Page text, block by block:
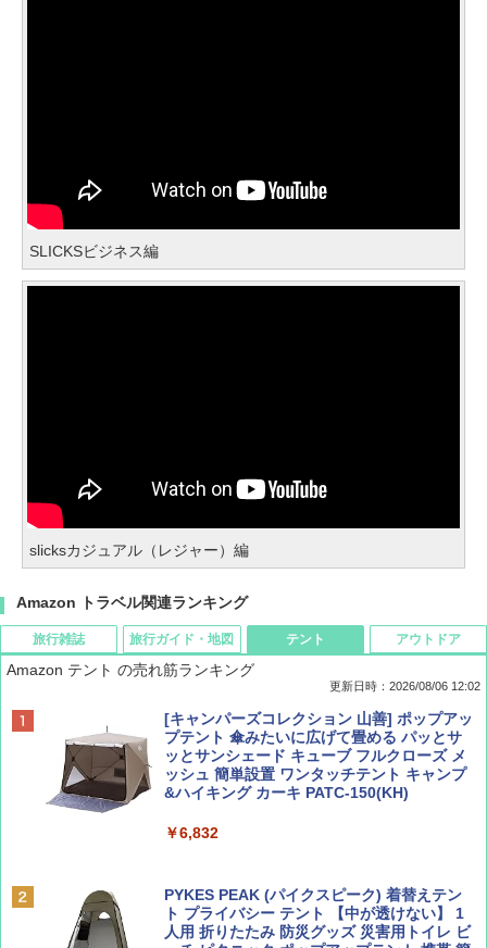
SLICKSビジネス編
slicksカジュアル（レジャー）編
Amazon トラベル関連ランキング
旅行雑誌
ディズニーファン ２０２６年 ９月号 [雑
誌] (ＤＩＳＮＥＹ ＦＡＮ)
￥713
￥1,540
旅行ガイド・地図
D40 地球の歩き方 チェンマイ タイ北部の魅
力的な町 2026～2027 地球の歩き方D アジア
￥2,079
￥2,479
テント
Amazon テント の売れ筋ランキング
更新日時：2026/08/06 12:02
[キャンパーズコレクション 山善] ポップアッ
プテント 傘みたいに広げて畳める パッとサ
ッとサンシェード キューブ フルクローズ メ
ッシュ 簡単設置 ワンタッチテント キャンプ
&ハイキング カーキ PATC-150(KH)
￥6,832
PYKES PEAK (パイクスピーク) 着替えテン
ト プライバシー テント 【中が透けない】 1
人用 折りたたみ 防災グッズ 災害用トイレ ビ
アウトドア